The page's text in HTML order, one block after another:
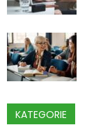
KATEGORIE